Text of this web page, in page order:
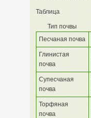
Таблица
Тип почвы
Песчаная почва
Глинистая
почва
Супесчаная
почва
Торфяная
почва